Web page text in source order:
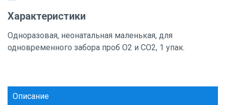
Характеристики
Одноразовая, неонатальная маленькая, для
одновременного забора проб О2 и СО2, 1 упак.
Описание